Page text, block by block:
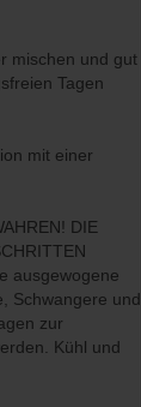
mischen und gut
Tagen
mit einer
DIE
ausgewogene
Schwangere und
zur
Kühl und